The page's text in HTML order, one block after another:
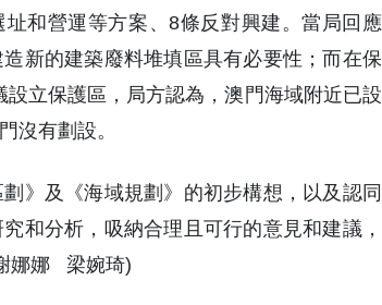
和營運等方案、8條反對興建。當局回應
新的建築廢料堆填區具有必要性；而在保
立保護區，局方認為，澳門海域附近已設
沒有劃設。
》及《海域規劃》的初步構想，以及認同
和分析，吸納合理且可行的意見和建議，
娜娜 梁婉琦)